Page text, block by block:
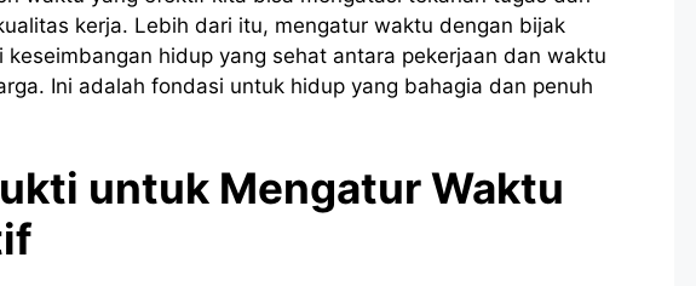
kerja. Lebih dari itu, mengatur waktu dengan bijak
keseimbangan hidup yang sehat antara pekerjaan dan waktu
Ini adalah fondasi untuk hidup yang bahagia dan penuh
untuk Mengatur Waktu